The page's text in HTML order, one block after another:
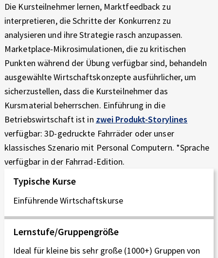
I
R
T
S
C
H
A
F
T
Die Kursteilnehmer lernen, Marktfeedback zu
interpretieren, die Schritte der Konkurrenz zu
analysieren und ihre Strategie rasch anzupassen.
Marketplace-Mikrosimulationen, die zu kritischen
Punkten während der Übung verfügbar sind, behandeln
ausgewählte Wirtschaftskonzepte ausführlicher, um
sicherzustellen, dass die Kursteilnehmer das
Kursmaterial beherrschen. Einführung in die
Betriebswirtschaft ist in zwei Produkt-Storylines
verfügbar: 3D-gedruckte Fahrräder oder unser
klassisches Szenario mit Personal Computern. *Sprache
verfügbar in der Fahrrad-Edition.
Typische Kurse
Einführende Wirtschaftskurse
Lernstufe/Gruppengröße
Ideal für kleine bis sehr große (1000+) Gruppen von